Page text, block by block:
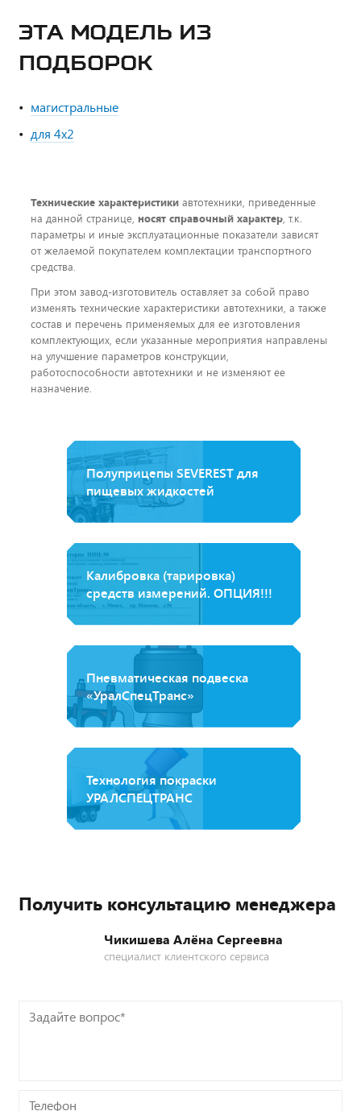
ЭТА МОДЕЛЬ ИЗ
ПОДБОРОК
магистральные
для 4x2
Технические характеристики автотехники, приведенные
на данной странице, носят справочный характер, т.к.
параметры и иные эксплуатационные показатели зависят
от желаемой покупателем комплектации транспортного
средства.
При этом завод-изготовитель оставляет за собой право
изменять технические характеристики автотехники, а также
состав и перечень применяемых для ее изготовления
комплектующих, если указанные мероприятия направлены
на улучшение параметров конструкции,
работоспособности автотехники и не изменяют ее
назначение.
Полуприцепы SEVEREST для
пищевых жидкостей
Калибровка (тарировка)
средств измерений. ОПЦИЯ!!!
Пневматическая подвеска
«УралСпецТранс»
Технология покраски
УРАЛСПЕЦТРАНС
Получить консультацию менеджера
Чикишева Алёна Сергеевна
специалист клиентского сервиса
Задайте
вопрос*
Телефон